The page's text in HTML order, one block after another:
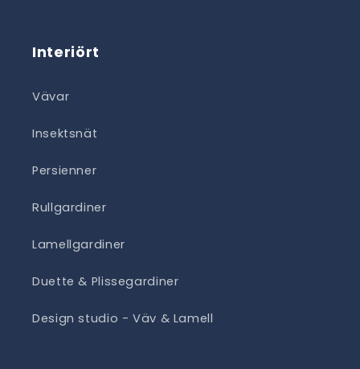
Interiört
Vävar
Insektsnät
Persienner
Rullgardiner
Lamellgardiner
Duette & Plissegardiner
Design studio - Väv & Lamell